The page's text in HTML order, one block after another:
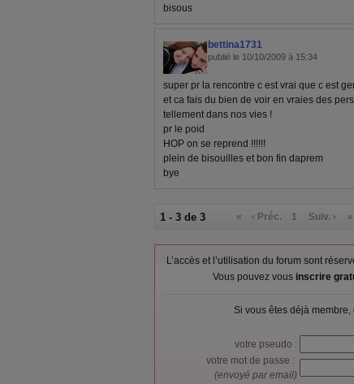
bisous
bettina1731
publié le 10/10/2009 à 15:34
super pr la rencontre c est vrai que c est
et ca fais du bien de voir en vraies des
tellement dans nos vies !
pr le poid
HOP on se reprend !!!!!!
plein de bisouilles et bon fin daprem
bye
1 - 3 de 3 « ‹ Préc. 1 Suiv. › »
L’accès et l’utilisation du forum sont
Vous pouvez vous inscrire
Si vous êtes déjà
votre pseudo :
votre mot de passe :
(envoyé par email)